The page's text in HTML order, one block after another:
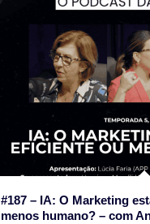
#187 – IA: O Marketing
menos humano? – com